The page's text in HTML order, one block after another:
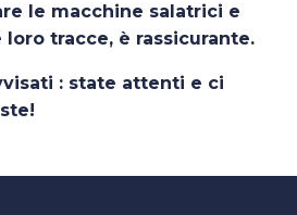
le macchine salatrici e
tracce, è rassicurante.
: state attenti e ci